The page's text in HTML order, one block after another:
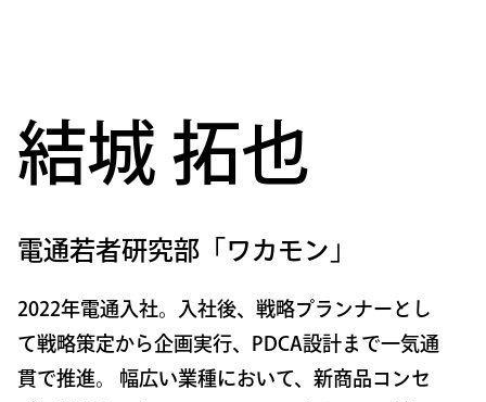
結城 拓也
電通若者研究部「ワカモン」
2022年電通入社。入社後、戦略プランナーとし
て戦略策定から企画実行、PDCA設計まで一気通
貫で推進。 幅広い業種において、新商品コンセ